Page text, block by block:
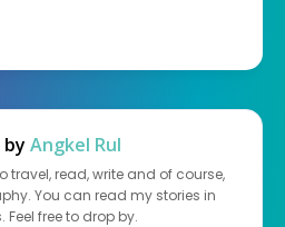
Angkel Rul
travel, read, write and of course,
You can read my stories in
Feel free to drop by.